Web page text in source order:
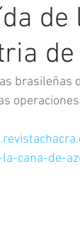
brasileñas
cana-de-